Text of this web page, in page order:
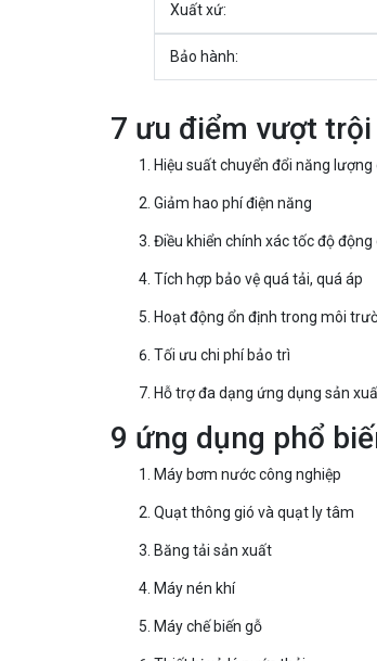
Xuất xứ:
Bảo hành:
7 ưu điểm vượt
Hiệu suất chuyển đổi năng lượng
Giảm hao phí điện năng
Điều khiển chính xác tốc độ động
Tích hợp bảo vệ quá tải, quá áp
Hoạt động ổn định trong môi
Tối ưu chi phí bảo trì
Hỗ trợ đa dạng ứng dụng sản
9 ứng dụng phổ
Máy bơm nước công nghiệp
Quạt thông gió và quạt ly tâm
Băng tải sản xuất
Máy nén khí
Máy chế biến gỗ